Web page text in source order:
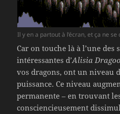
Il y en a partout à l’écran, et ça ne
Car on touche là à l’une des
intéressantes d’Alisia
vos dragons, ont un niveau
puissance. Ce niveau
permanente – en trouvant
consciencieusement